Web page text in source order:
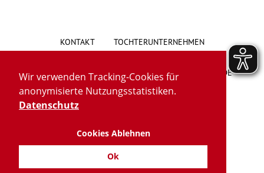
Wir verwenden Tracking-Cookies für
anonymisierte Nutzungsstatistiken.
Datenschutz
Cookies Ablehnen
Ok
KONTAKT TOCHTERUNTERNEHMEN
HINWEISGEBERSYSTEM VORSCHLAG/BESCHWERDE
LIEFERKETTENGESETZ
IMPRESSUM DATENSCHUTZ